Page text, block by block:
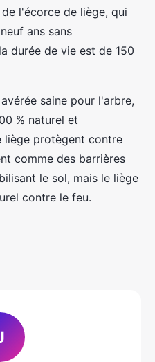
l'écorce de liège, qui
ans sans
durée de vie est de 150
saine pour l'arbre,
% naturel et
liège protègent contre
comme des barrières
le sol, mais le liège
contre le feu.